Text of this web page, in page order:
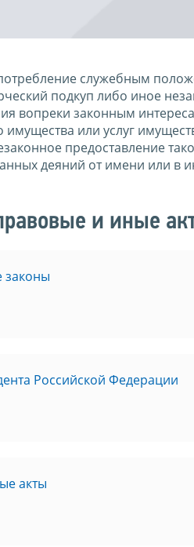
служебным
подкуп либо иное
вопреки законным
имущества или услуг
предоставление
деяний от имени или в
и иные
законы
Российской Федерации
акты